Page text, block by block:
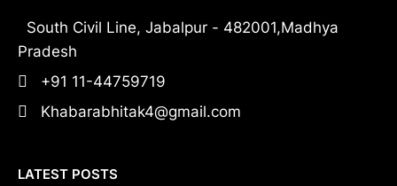
South Civil Line, Jabalpur - 482001,Madhya
Pradesh
+91 11-44759719
Khabarabhitak4@gmail.com
LATEST POSTS